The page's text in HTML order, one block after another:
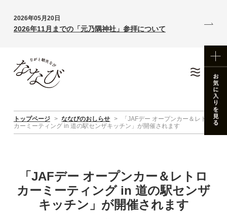
2026年05月20日
2026年11月までの「元乃隅神社」参拝について
トップページ > ななびのおしらせ >
「JAFデー オープンカー＆レトロ
カーミーティング in 道の駅センザキッチン」が開催されます
「JAFデー オープンカー＆レトロ
カーミーティング in 道の駅センザ
キッチン」が開催されます